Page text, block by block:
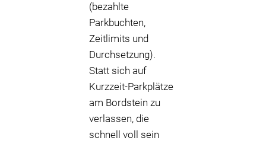
(bezahlte
Parkbuchten,
Zeitlimits und
Durchsetzung).
Statt sich auf
Kurzzeit-Parkplätze
am Bordstein zu
verlassen, die
schnell voll sein